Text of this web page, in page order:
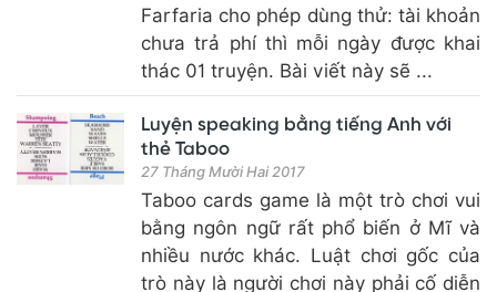
Farfaria cho phép dùng thử: tài khoản
chưa trả phí thì mỗi ngày được khai
thác 01 truyện. Bài viết này sẽ ...
Luyện speaking bằng tiếng Anh với
thẻ Taboo
27 Tháng Mười Hai 2017
Taboo cards game là một trò chơi vui
bằng ngôn ngữ rất phổ biến ở Mĩ và
nhiều nước khác. Luật chơi gốc của
trò này là người chơi này phải cố diễn